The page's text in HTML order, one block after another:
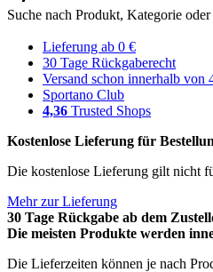
Suche nach Produkt, Kategorie
Lieferung ab 0 €
30 Tage Rückgaberecht
Versand schon innerhalb von
Sportano Club
4,36 Trusted Shops
Kostenlose Lieferung für
Die kostenlose Lieferung gilt nicht
Mehr zur Lieferung
30 Tage Rückgabe ab dem
Die meisten Produkte werden
Die Lieferzeiten können je nach